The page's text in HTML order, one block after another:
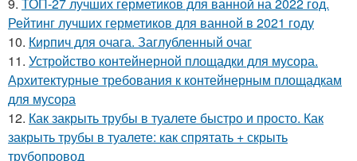
Рейтинг лучших герметиков для ванной в 2021 году
10. Кирпич для очага. Заглубленный очаг
11. Устройство контейнерной площадки для мусора.
Архитектурные требования к контейнерным площадкам
для мусора
12. Как закрыть трубы в туалете быстро и просто. Как
закрыть трубы в туалете: как спрятать + скрыть
трубопровод